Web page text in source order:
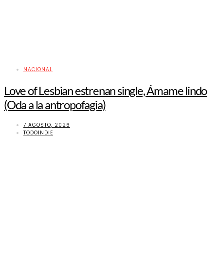
NACIONAL
Love of Lesbian estrenan single, Ámame lindo
(Oda a la antropofagia)
7 AGOSTO, 2026
TODOINDIE